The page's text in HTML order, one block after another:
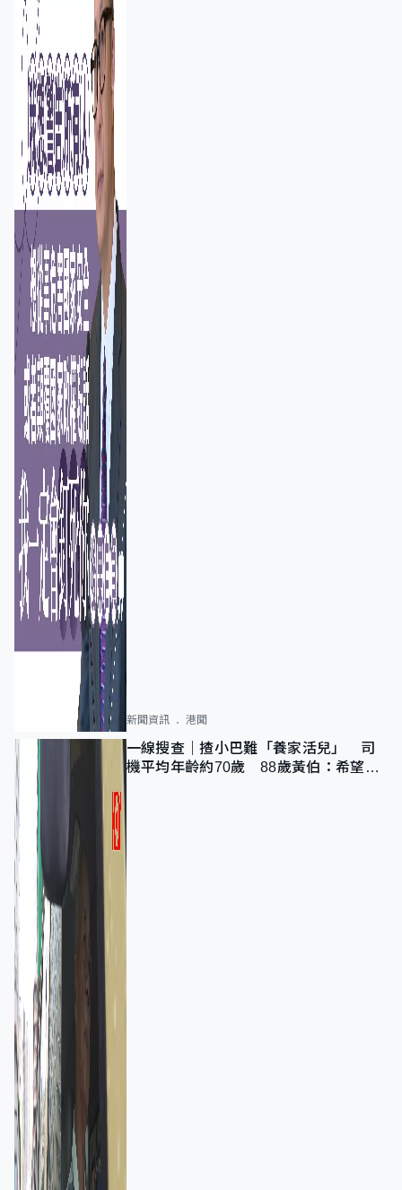
新聞資訊 港聞
一線搜查｜揸小巴難「養家活兒」 司
機平均年齡約70歲 88歲黃伯：希望一